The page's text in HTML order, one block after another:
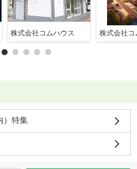
株式会社コムハウス 株式会社コ
）特集